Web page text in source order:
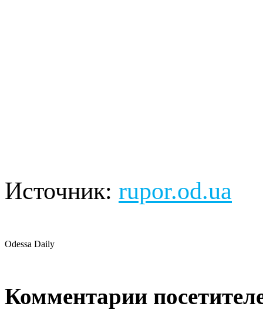
Источник: rupor.od.ua
Odessa Daily
Комментарии